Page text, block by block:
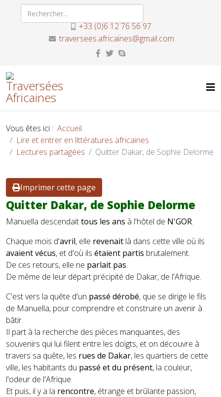
+33 (0)6 12 76 56 97
traversees.africaines@gmail.com
Vous êtes ici : Accueil
Lire et entrer en littératures africaines
Lectures partagées
Quitter Dakar, de Sophie Delorme
Imprimer cette page
Quitter Dakar, de Sophie Delorme
Manuella descendaittous les ans à l'hôtel de N'GOR.
Chaque mois d'avril, elle revenait là dans cette ville où ils
avaient vécus, et d'où ils étaient partis brutalement.
De ces retours, elle ne parlait pas.
De même de leur départ précipité de Dakar, de l'Afrique.
C'est vers la quête d'un passé dérobé, que se dirige le fils
de Manuella, pour comprendre et construire un avenir à
bâtir.
Il part à la recherche des pièces manquantes, des
souvenirs qui lui filent entre les doigts, et on découvre à
travers sa quête, les rues de Dakar, les quartiers de cette
ville, les habitants du passé et du présent, la couleur,
l'odeur de l'Afrique.
Et puis, il y a la rencontre, étrange et brûlante passion,